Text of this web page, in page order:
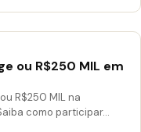
ou R$250 MIL em
R$250 MIL na
como participar…